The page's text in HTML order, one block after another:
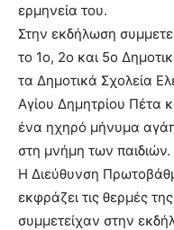
ερμηνεία του.
Στην εκδήλωση
το 1ο, 2ο και 5ο
τα Δημοτικά Σχολεία
Αγίου Δημητρίου Πέτα
ένα ηχηρό μήνυμα
στη μνήμη των παιδιών.
Η Διεύθυνση
εκφράζει τις θερμές
συμμετείχαν στην